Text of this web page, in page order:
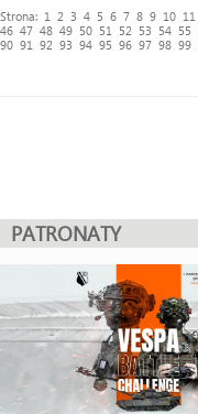
Strona: 1 2 3 4 5 6 7 8 9 10 11
46 47 48 49 50 51 52 53 54 55
90 91 92 93 94 95 96 97 98 99
PATRONATY